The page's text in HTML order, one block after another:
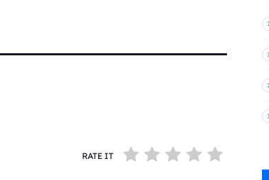
RATE IT